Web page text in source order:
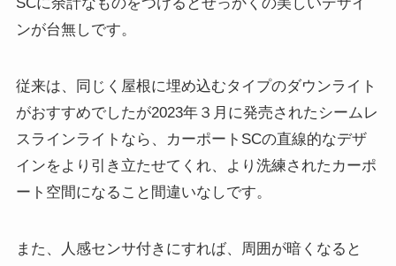
ンが台無しです。
従来は、同じく屋根に埋め込むタイプのダウンライト
がおすすめでしたが2023年３月に発売されたシームレ
スラインライトなら、カーポートSCの直線的なデザ
インをより引き立たせてくれ、より洗練されたカーポ
ート空間になること間違いなしです。
また、人感センサ付きにすれば、周囲が暗くなると